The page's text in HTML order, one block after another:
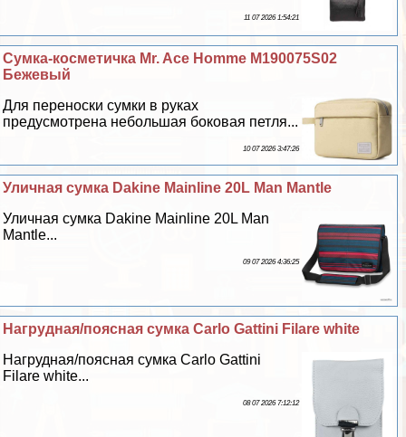
11 07 2026 1:54:21
Сумка-косметичка Mr. Ace Homme M190075S02
Бежевый
Для переноски сумки в руках
предусмотрена небольшая боковая петля...
10 07 2026 3:47:26
Уличная сумка Dakine Mainline 20L Man Mantle
Уличная сумка Dakine Mainline 20L Man
Mantle...
09 07 2026 4:36:25
Нагрудная/поясная сумка Carlo Gattini Filare white
Нагрудная/поясная сумка Carlo Gattini
Filare white...
08 07 2026 7:12:12